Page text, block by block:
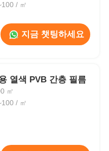
/ ㎡
지금 챗팅하세요
열색 PVB 간층 필름
㎡
/ ㎡